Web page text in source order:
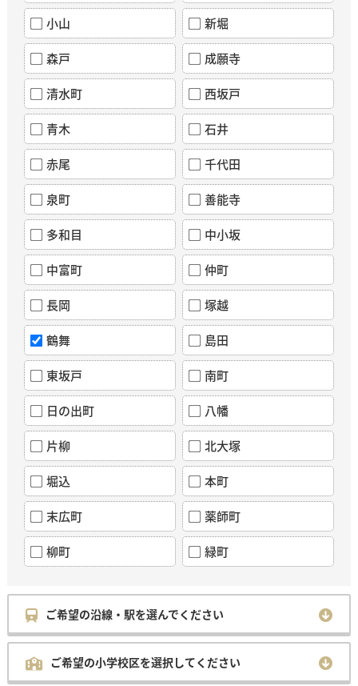
小山 新堀
森戸 成願寺
清水町 西坂戸
青木 石井
赤尾 千代田
泉町 善能寺
多和目 中小坂
中富町 仲町
長岡 塚越
鶴舞 島田
東坂戸 南町
日の出町 八幡
片柳 北大塚
堀込 本町
末広町 薬師町
柳町 緑町
ご希望の沿線・駅を選んでください
ご希望の小学校区を選択してください